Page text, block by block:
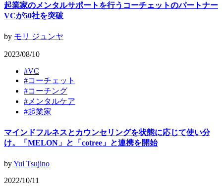
起業家のメンタルサポートを行うコーチェットのパートナー
VCが50社を突破
by モリ ジュンヤ
2023/08/10
#VC
#コーチェット
#コーチング
# メンタルケア
#起業家
マインドフルネスとカウンセリングを状態に応じて使い分
け。「MELON」と「cotree」と連携を開始
byYui Tsujino
2022/10/11